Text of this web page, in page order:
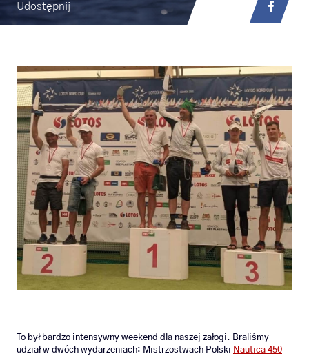
Kontakt
Dołącz do zespołu
Udostępnij
To był bardzo intensywny weekend dla naszej załogi. Braliśmy
udział w dwóch wydarzeniach: Mistrzostwach Polski Nautica 450